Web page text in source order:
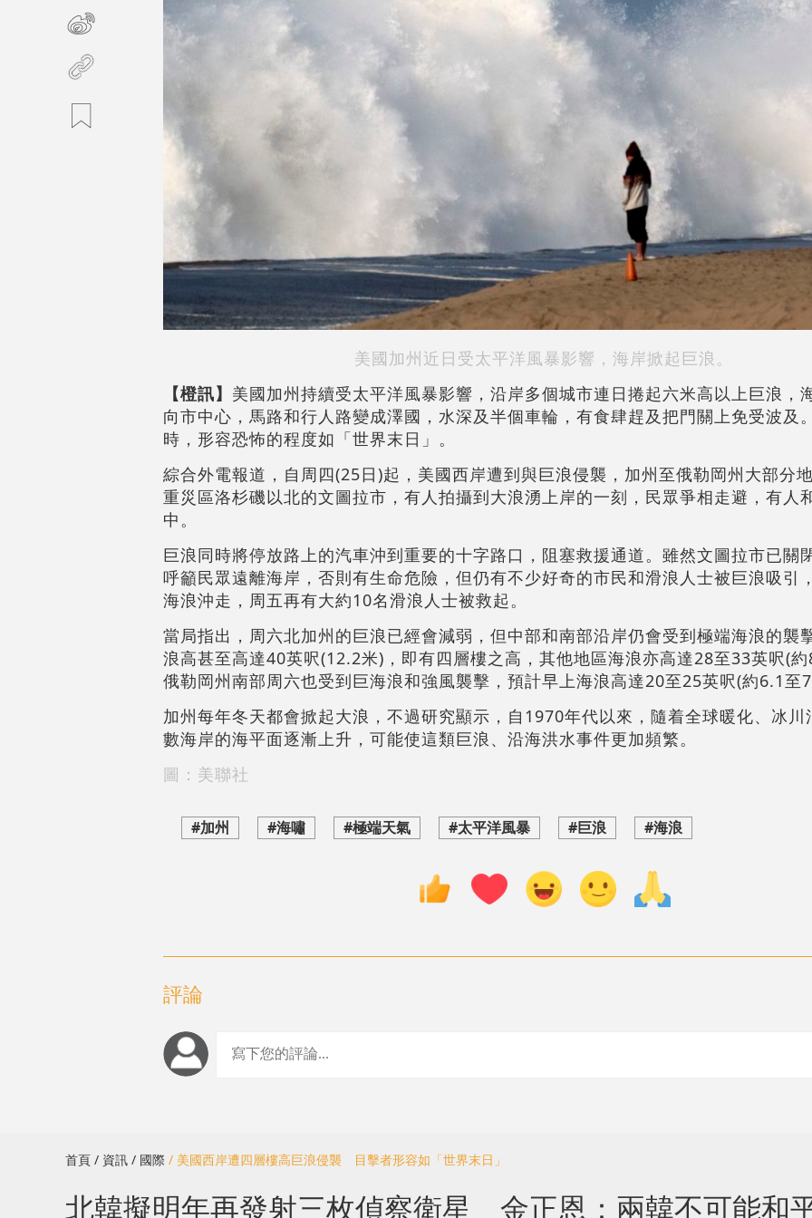
美國加州近日受太平洋風暴影響，海岸掀起巨浪。
【橙訊】 美國加州持續受太平洋風暴影響，沿岸多個城市連日捲起六米高以上巨浪，
向市中心，馬路和行人路變成澤國，水深及半個車輪，有食肆趕及把門關上免受波及
時，形容恐怖的程度如「世界末日」。
綜合外電報道，自周四(25日)起，美國西岸遭到與巨浪侵襲，加州至俄勒岡州大部分
重災區洛杉磯以北的文圖拉市，有人拍攝到大浪湧上岸的一刻，民眾爭相走避，有人
中。
巨浪同時將停放路上的汽車沖到重要的十字路口，阻塞救援通道。雖然文圖拉市已關
呼籲民眾遠離海岸，否則有生命危險，但仍有不少好奇的市民和滑浪人士被巨浪吸引
海浪沖走，周五再有大約10名滑浪人士被救起。
當局指出，周六北加州的巨浪已經會減弱，但中部和南部沿岸仍會受到極端海浪的襲
浪高甚至高達40英呎(12.2米)，即有四層樓之高，其他地區海浪亦高達28至33英呎(
俄勒岡州南部周六也受到巨海浪和強風襲擊，預計早上海浪高達20至25英呎(約6.1至
加州每年冬天都會掀起大浪，不過研究顯示，自1970年代以來，隨着全球暖化、冰川
數海岸的海平面逐漸上升，可能使這類巨浪、沿海洪水事件更加頻繁。
圖：美聯社
#加州 #海嘯 #極端天氣 #太平洋風暴 #巨浪 #海浪
評論
首頁 / 資訊 / 國際 / 美國西岸遭四層樓高巨浪侵襲 目擊者形容如「世界末日」
北韓擬明年再發射三枚偵察衛星 金正恩：兩韓不可能和